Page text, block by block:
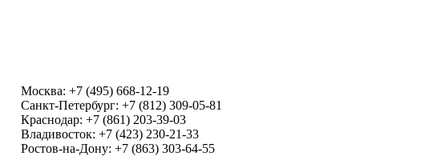
Москва: +7 (495) 668-12-19
Санкт-Петербург: +7 (812) 309-05-81
Краснодар: +7 (861) 203-39-03
Владивосток: +7 (423) 230-21-33
Ростов-на-Дону: +7 (863) 303-64-55